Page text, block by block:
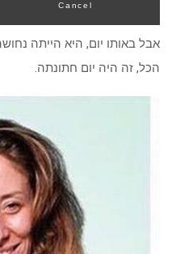
Cancel
אבל באותו יום, היא הייתה
הכל, זה היה יום חתונתה.